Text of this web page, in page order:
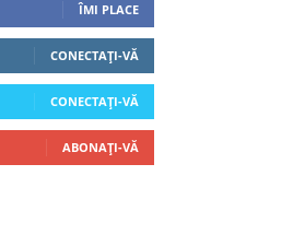
ÎMI PLACE
CONECTAȚI-VĂ
CONECTAȚI-VĂ
ABONAȚI-VĂ